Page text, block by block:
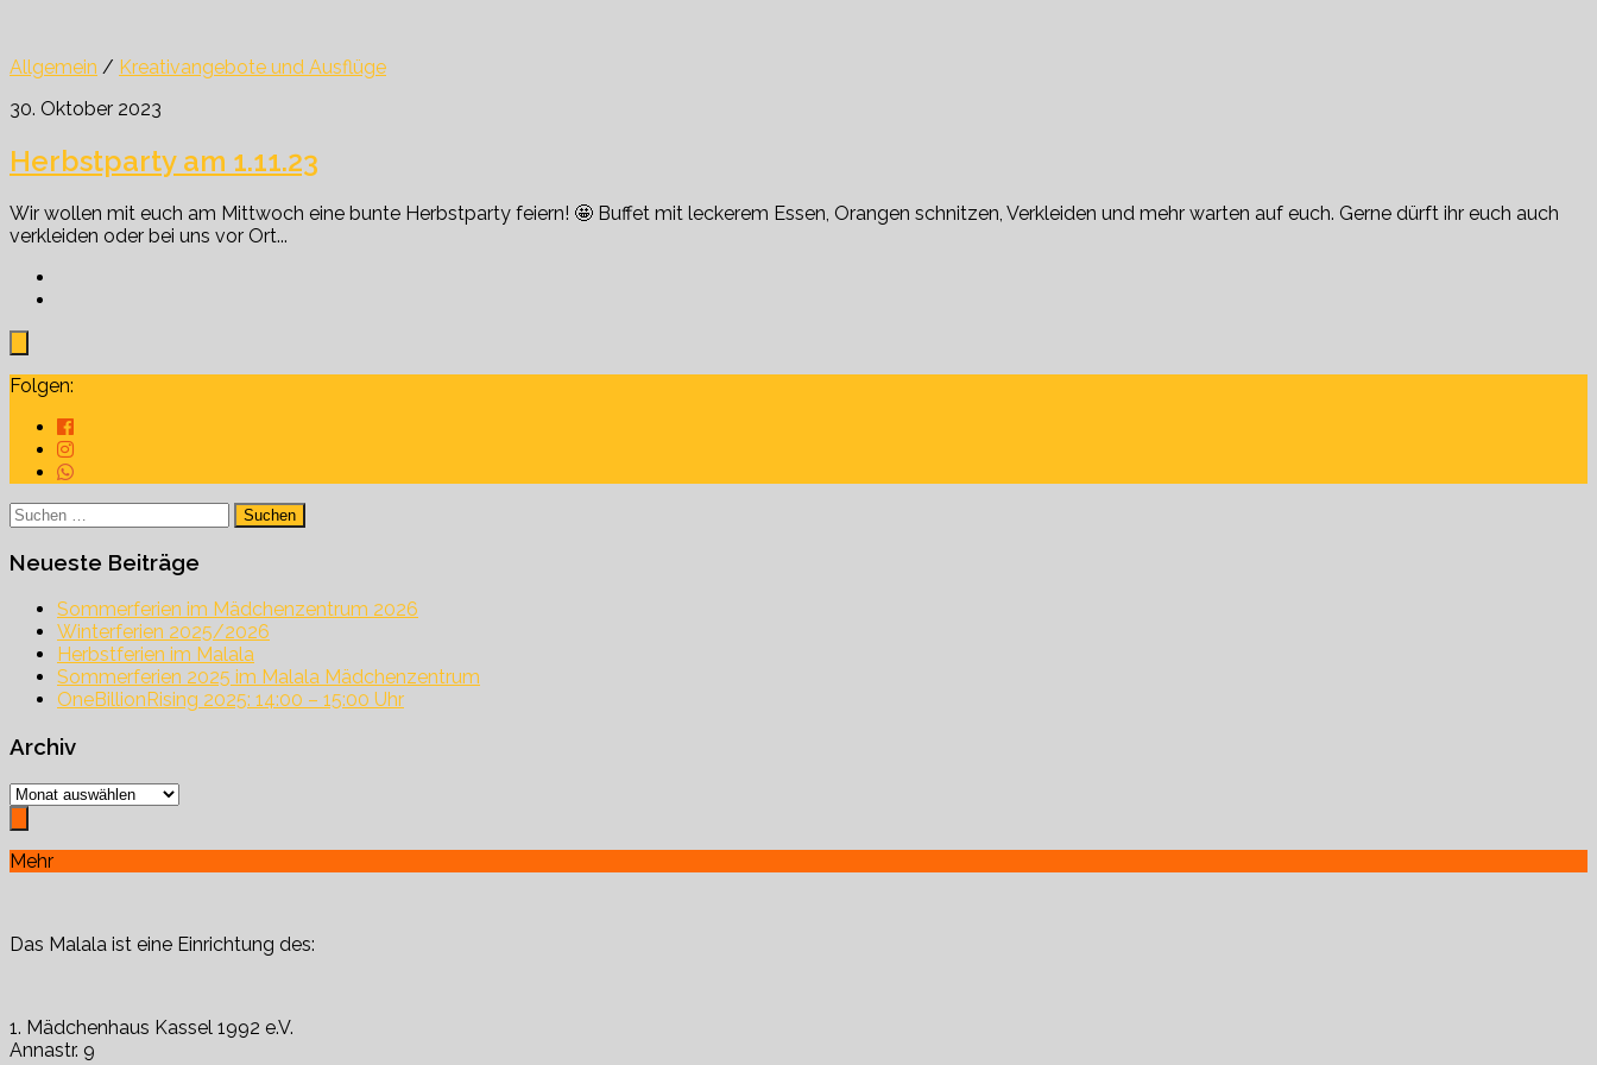
Allgemein / Kreativangebote und Ausflüge
30. Oktober 2023
Herbstparty am 1.11.23
Wir wollen mit euch am Mittwoch eine bunte Herbstparty feiern! 🤩 Buffet mit leckerem Essen, Orangen schnitzen, Verkleiden und mehr warten auf euch. Gerne dürft ihr euch auch
verkleiden oder bei uns vor Ort...
Folgen:
Suchen
nach:
Neueste Beiträge
Sommerferien im Mädchenzentrum 2026
Winterferien 2025/2026
Herbstferien im Malala
Sommerferien 2025 im Malala Mädchenzentrum
OneBillionRising 2025: 14:00 – 15:00 Uhr
Archiv
Archiv
Mehr
Das Malala ist eine Einrichtung des:
1. Mädchenhaus Kassel 1992 e.V.
Annastr. 9